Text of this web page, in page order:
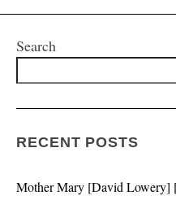
Search
RECENT POSTS
Mother Mary [David